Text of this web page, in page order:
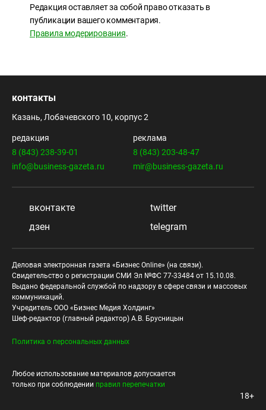
Редакция оставляет за собой право отказать в
публикации вашего комментария.
Правила модерирования.
контакты
Казань, Лобачевского 10, корпус 2
редакция
8 (843) 238-39-01
info@business-gazeta.ru
реклама
8 (843) 203-48-47
mir@business-gazeta.ru
вконтакте
twitter
дзен
telegram
Деловая электронная газета «Бизнес Online» (на связи).
Свидетельство о регистрации СМИ Эл №ФС 77-33484 от 15.10.08.
Выдано федеральной службой по надзору в сфере связи и массовых
коммуникаций.
Учредитель ООО «Бизнес Медия Холдинг»
Шеф-редактор (главный редактор) А.В. Брусницын
Политика о персональных данных
Любое использование материалов допускается
только при соблюдении правил перепечатки
18+